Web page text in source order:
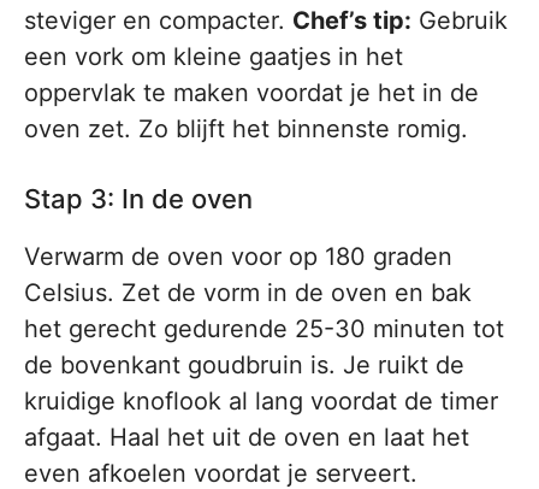
steviger en compacter. Chef’s tip: Gebruik
een vork om kleine gaatjes in het
oppervlak te maken voordat je het in de
oven zet. Zo blijft het binnenste romig.
Stap 3: In de oven
Verwarm de oven voor op 180 graden
Celsius. Zet de vorm in de oven en bak
het gerecht gedurende 25-30 minuten tot
de bovenkant goudbruin is. Je ruikt de
kruidige knoflook al lang voordat de timer
afgaat. Haal het uit de oven en laat het
even afkoelen voordat je serveert.